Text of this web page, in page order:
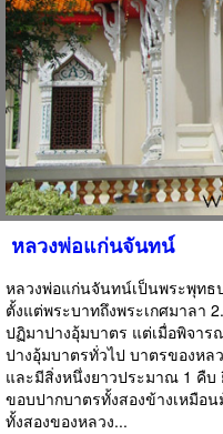
หลวงพ่อแก่นจันทน์
หลวงพ่อแก่นจันทน์เป็นพระพุท
ตั้งแต่พระบาทถึงพระเกศมาลา
ปฏิมาปางอุ้มบาตร แต่เมื่อพิจา
ปางอุ้มบาตรทั่วไป บาตรของห
และมีสิ่งหนึ่งยาวประมาณ 1 คืบ
ขอบปากบาตรทั้งสองข้างเหมือ
ทั้งสองของหลวง...